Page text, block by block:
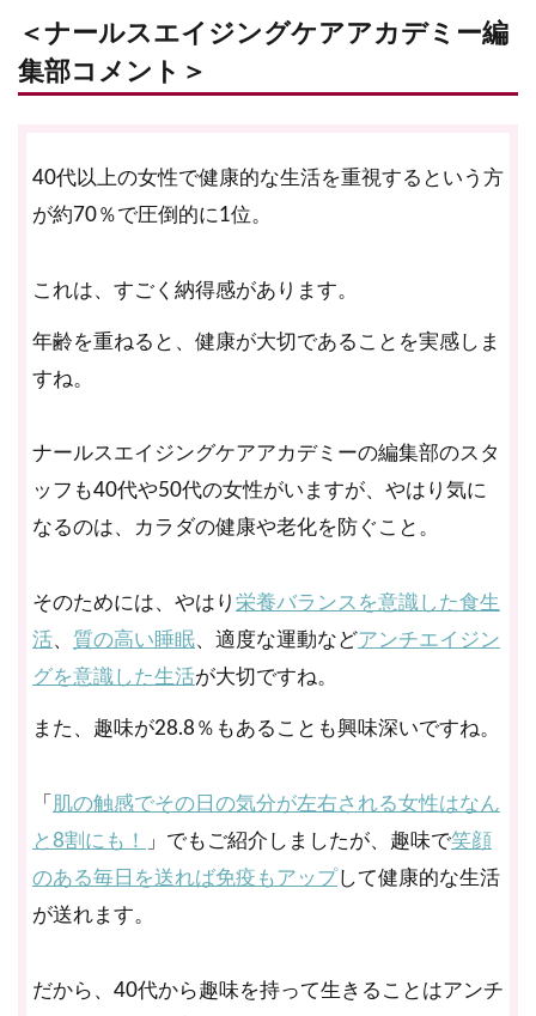
＜ナールスエイジングケアアカデミー編
集部コメント＞
40代以上の女性で健康的な生活を重視するという方
が約70％で圧倒的に1位。
これは、すごく納得感があります。
年齢を重ねると、健康が大切であることを実感しま
すね。
ナールスエイジングケアアカデミーの編集部のスタ
ッフも40代や50代の女性がいますが、やはり気に
なるのは、カラダの健康や老化を防ぐこと。
そのためには、やはり 栄養バランスを意識した食生
活、 質の高い睡眠、適度な運動などアンチエイジン
グを意識した生活が大切ですね。
また、趣味が28.8％もあることも興味深いですね。
「 肌の触感でその日の気分が左右される女性はなん
と8割にも！
」でもご紹介しましたが、趣味で笑顔
のある毎日を送れば免疫もアップして健康的な生活
が送れます。
だから、40代から趣味を持って生きることはアンチ